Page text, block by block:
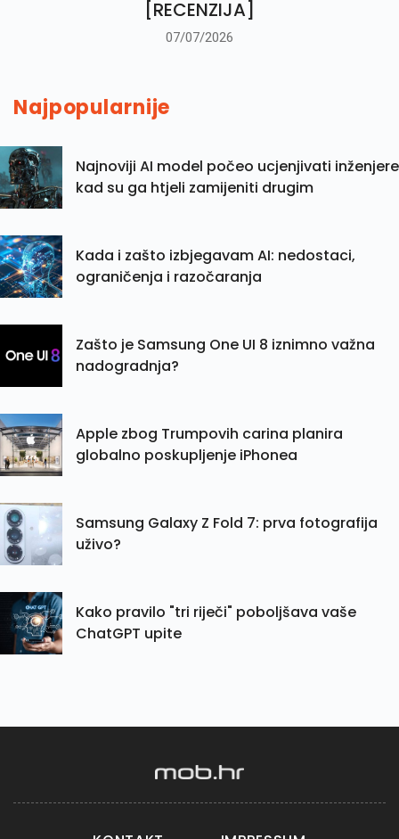
[RECENZIJA]
07/07/2026
Najpopularnije
Najnoviji AI model počeo ucjenjivati inženjere
kad su ga htjeli zamijeniti drugim
Kada i zašto izbjegavam AI: nedostaci,
ograničenja i razočaranja
Zašto je Samsung One UI 8 iznimno važna
nadogradnja?
Apple zbog Trumpovih carina planira
globalno poskupljenje iPhonea
Samsung Galaxy Z Fold 7: prva fotografija
uživo?
Kako pravilo "tri riječi" poboljšava vaše
ChatGPT upite